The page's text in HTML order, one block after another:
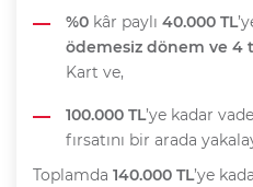
%0 kâr paylı 40.000 TL
ödemesiz dönem ve 4
Kart ve,
100.000 TL’ye kadar
fırsatını bir arada
Toplamda 140.000 TL’ye